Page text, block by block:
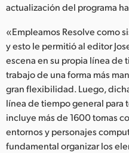
actualización del programa
«Empleamos Resolve como
y esto le permitió al editor
escena en su propia línea
trabajo de una forma más
gran flexibilidad. Luego,
línea de tiempo general para
incluye más de 1600 tomas
entornos y personajes
fundamental organizar los